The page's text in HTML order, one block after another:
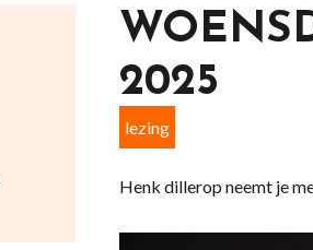
2025
lezing
Henk dillerop neemt je